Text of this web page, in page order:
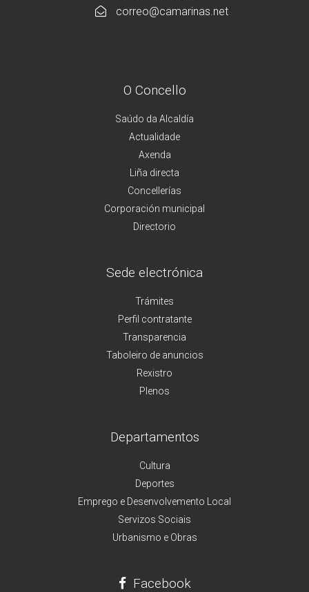
correo@camarinas.net
O Concello
Saúdo da Alcaldía
Actualidade
Axenda
Liña directa
Concellerías
Corporación municipal
Directorio
Sede electrónica
Trámites
Perfil contratante
Transparencia
Taboleiro de anuncios
Rexistro
Plenos
Departamentos
Cultura
Deportes
Emprego e Desenvolvemento Local
Servizos Sociais
Urbanismo e Obras
Facebook